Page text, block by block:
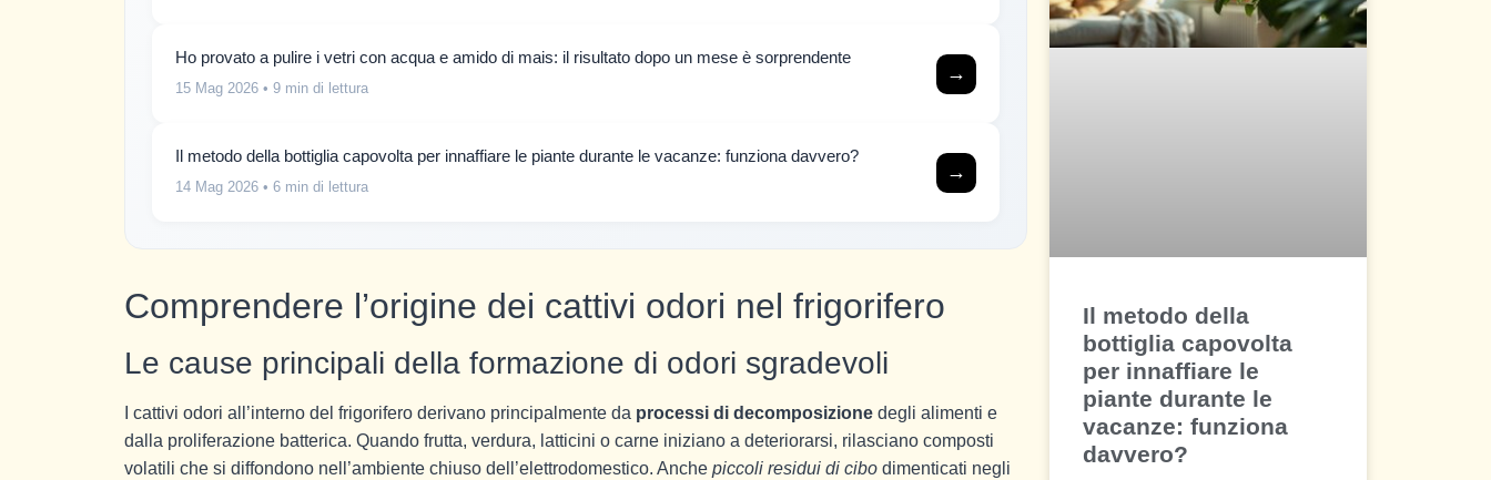
Il metodo della
bottiglia capovolta
per innaffiare le
piante durante le
vacanze: funziona
davvero?
Ho provato a pulire i vetri con acqua e amido di mais: il risultato dopo un mese è sorprendente
15 Mag 2026 • 9 min di lettura
→
Il metodo della bottiglia capovolta per innaffiare le piante durante le vacanze: funziona davvero?
14 Mag 2026 • 6 min di lettura
→
Comprendere l’origine dei cattivi odori nel frigorifero
Le cause principali della formazione di odori sgradevoli
I cattivi odori all’interno del frigorifero derivano principalmente da processi di decomposizione degli alimenti e
dalla proliferazione batterica. Quando frutta, verdura, latticini o carne iniziano a deteriorarsi, rilasciano composti
volatili che si diffondono nell’ambiente chiuso dell’elettrodomestico. Anche piccoli residui di cibo dimenticati negli